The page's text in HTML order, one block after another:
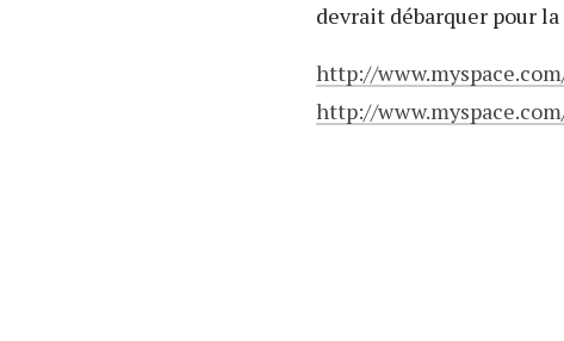
devrait débarquer pour
http://
http://